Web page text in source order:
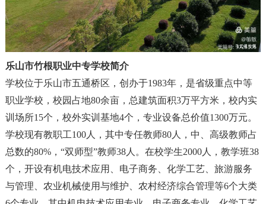
乐山市竹根职业中专学校简介
学校位于乐山市五通桥区 ， 创办于1983年， 是省级重点中等
职业学校 ， 校园占地80余亩， 总建筑面积3万平方米 ， 校内实
训场所15个 ， 校外实训基地4个 ， 专业设备总价值1300万元。
学校现有教职工100人
， 其中专任教师80人 ， 中、高级教师占
总数的80%，“双师型”教师38人。在校学生2000人 ， 教学班38
个 ， 开设有机电技术应用、电子商务、化学工艺、旅游服务
与管理、农业机械使用与维护、农村经济综合管理等6个大类